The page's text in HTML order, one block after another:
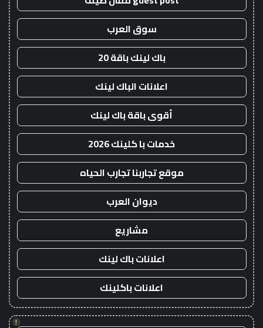
سوق العرب
باك لينك باقة 20
اعلانات الباك لينك
أقوى باقة باك لينك
خدمات با كلينك 2026
موقع تجاربنا تجارب الحياه
ديوان العرب
مشاريع
اعلانات باك لينك
اعلانات باكلينك
!